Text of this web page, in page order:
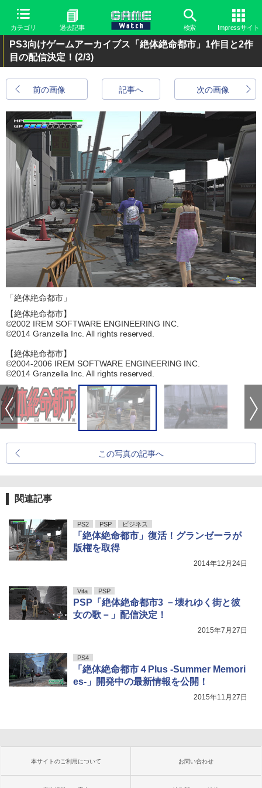
カテゴリ 過去記事 検索 Impressサイト
PS3向けゲームアーカイブス「絶体絶命都市」1作目と2作
目の配信決定！ (2/3)
前の画像 次の画像
記事へ
「絶体絶命都市」
【絶体絶命都市】
©2002 IREM SOFTWARE ENGINEERING INC.
©2014 Granzella Inc. All rights reserved.
【絶体絶命都市】
©2004-2006 IREM SOFTWARE ENGINEERING INC.
©2014 Granzella Inc. All rights reserved.
この写真の記事へ
関連記事
PS2 PSP ビジネス
「絶体絶命都市」復活！グランゼーラが
版権を取得
2014年12月24日
Vita PSP
PSP「絶体絶命都市3 －壊れゆく街と彼
女の歌－」配信決定！
2015年7月27日
PS4
「絶体絶命都市４Plus -Summer Memori
es-」開発中の最新情報を公開！
2015年11月27日
本サイトのご利用について お問い合わせ